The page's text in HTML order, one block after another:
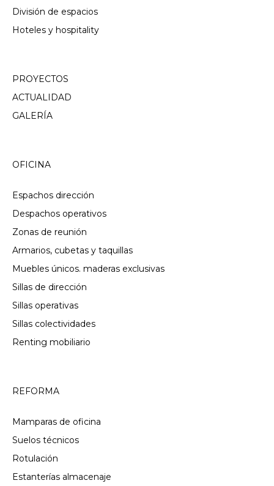
División de espacios
Hoteles y hospitality
PROYECTOS
ACTUALIDAD
GALERÍA
OFICINA
Espachos dirección
Despachos operativos
Zonas de reunión
Armarios, cubetas y taquillas
Muebles únicos. maderas exclusivas
Sillas de dirección
Sillas operativas
Sillas colectividades
Renting mobiliario
REFORMA
Mamparas de oficina
Suelos técnicos
Rotulación
Estanterías almacenaje